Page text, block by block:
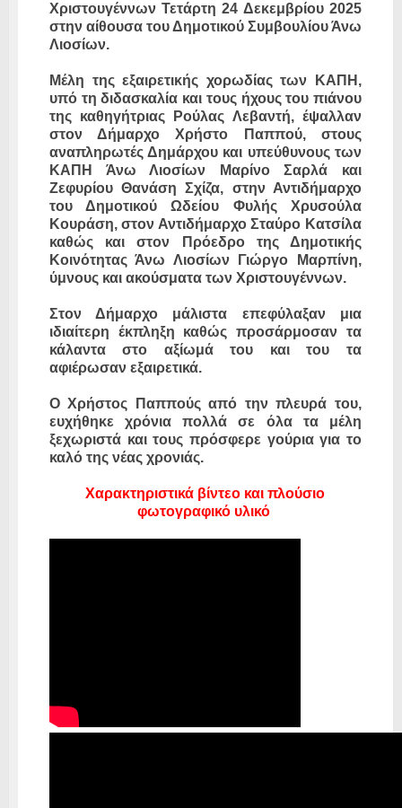
Χριστουγέννων Τετάρτη 24 Δεκεμβρίου 2025
στην αίθουσα του Δημοτικού Συμβουλίου Άνω
Λιοσίων.
Μέλη της εξαιρετικής χορωδίας των ΚΑΠΗ,
υπό τη διδασκαλία και τους ήχους του πιάνου
της καθηγήτριας Ρούλας Λεβαντή, έψαλλαν
στον Δήμαρχο Χρήστο Παππού, στους
αναπληρωτές Δημάρχου και υπεύθυνους των
ΚΑΠΗ Άνω Λιοσίων Μαρίνο Σαρλά και
Ζεφυρίου Θανάση Σχίζα, στην Αντιδήμαρχο
του Δημοτικού Ωδείου Φυλής Χρυσούλα
Κουράση, στον Αντιδήμαρχο Σταύρο Κατσίλα
καθώς και στον Πρόεδρο της Δημοτικής
Κοινότητας Άνω Λιοσίων Γιώργο Μαρπίνη,
ύμνους και ακούσματα των Χριστουγέννων.
Στον Δήμαρχο μάλιστα επεφύλαξαν μια
ιδιαίτερη έκπληξη καθώς προσάρμοσαν τα
κάλαντα στο αξίωμά του και του τα
αφιέρωσαν εξαιρετικά.
Ο Χρήστος Παππούς από την πλευρά του,
ευχήθηκε χρόνια πολλά σε όλα τα μέλη
ξεχωριστά και τους πρόσφερε γούρια για το
καλό της νέας χρονιάς.
Χαρακτηριστικά βίντεο και πλούσιο
φωτογραφικό υλικό